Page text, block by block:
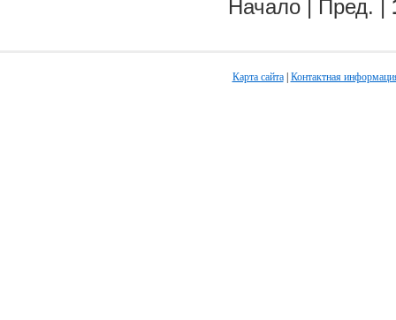
Начало | Пред. |
Карта сайта| Контактная